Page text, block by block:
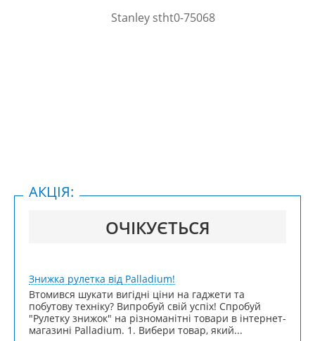
ОЧІКУЄТЬСЯ
АКЦІЯ:
Знижка рулетка від Palladium!
Втомився шукати вигідні ціни на гаджети та
побутову техніку? Випробуй свій успіх! Спробуй
"Рулетку знижок" на різноманітні товари в інтернет-
магазині Palladium. 1. Вибери товар, який...